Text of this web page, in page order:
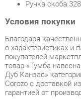
покупателей
товар «Тумба
Дуб Канзас»
Corozo с доставкой из
гарантией от
Мы отправляем
ассортимента в
получите не позднее
заказа.
и сборку мебельных